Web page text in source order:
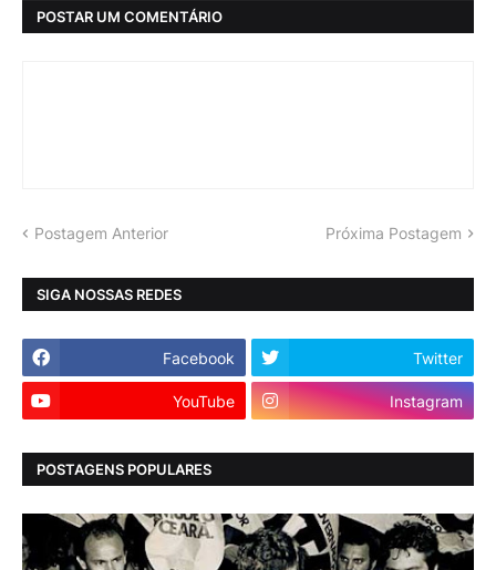
POSTAR UM COMENTÁRIO
Postagem Anterior Próxima Postagem
SIGA NOSSAS REDES
Facebook Twitter
YouTube Instagram
POSTAGENS POPULARES